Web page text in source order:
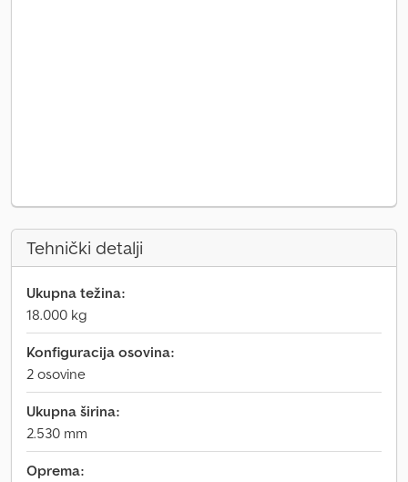
Tehnički detalji
Ukupna težina:
18.000 kg
Konfiguracija osovina:
2 osovine
Ukupna širina:
2.530 mm
Oprema: